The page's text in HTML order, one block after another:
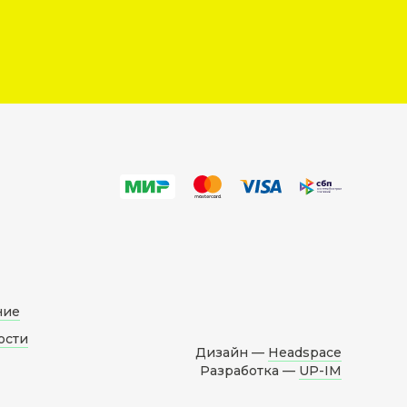
Дизайн — Headspace
Разработка — UP-IM